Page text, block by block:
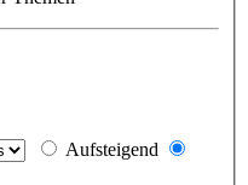
Aufsteigend